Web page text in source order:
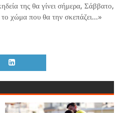
της θα γίνει σήμερα, Σάββατο,
χώμα που θα την σκεπάζει...»